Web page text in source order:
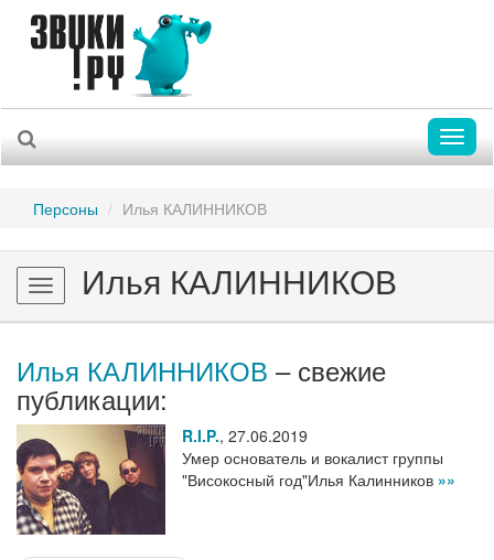
Персоны Илья КАЛИННИКОВ
Toggle
navigation
Илья КАЛИННИКОВ
Илья КАЛИННИКОВ – свежие
публикации:
R.I.P., 27.06.2019
Умер основатель и вокалист группы
"Високосный год"Илья Калинников »»